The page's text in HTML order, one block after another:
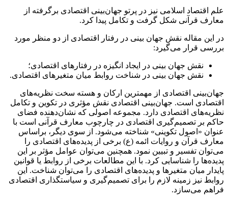
علم اقتصاد اسلامی نیز در پرتو جهان‌بینی اقتصادی برگرفته از
معارف قرآنی شکل گرفت و تکامل پیدا کرد.
در این مقاله نقش جهان بینی در رفتار اقتصادی از دو منظر مورد
بررسی قرار می‌گیرد:
نقش جهان بینی در ایجاد انگیزه در رفتارهای اقتصادی؛
نقش جهان بینی در شناخت روابط میان متغیرهای اقتصادی.
جهان‌بینی اقتصادی از مهمترین ارکان و هسته سخت نظریه‌های
اقتصادی است. جهان‌بینی اقتصادی نقش مؤثری در تکوین و تکامل
نظریه‌های اقتصادی دارد. مجموعه اصولی که نشان‌دهنده فضای
حاکم بر تصمیم‌گیری اقتصادی در چارچوب معارف قرآنی است با
عنوان «اصول تکوینی» شناخته می‌شود. از سوی دیگر، براساس
معارف قرآن و روایات ائمه (ع) برخی از پدیده‌های اقتصادی را
می‌توان تفسیر و تبیین نمود. همچنین می‌توان عوامل مؤثر بر این
پدیده‌ها را شناسایی کرد. با این مطالعات برخی از روابط یا قوانین
پایدار میان متغیرها و پدیده‌های اقتصادی را می‌توان شناخت. این
روابط نیز زمینه لازم را برای تصمیم‌گیری و سیاستگذاری اقتصادی
فراهم می‌سازد.